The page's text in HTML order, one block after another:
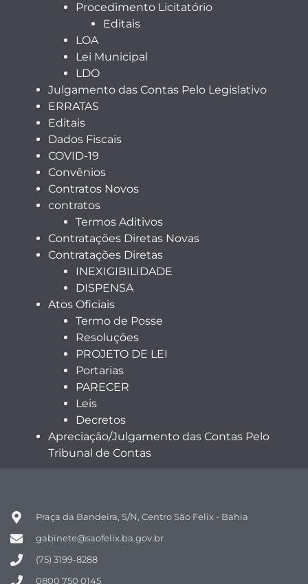
Procedimento Licitatório
Editais
LOA
Lei Municipal
LDO
Julgamento das Contas Pelo Legislativo
ERRATAS
Editais
Dados Fiscais
COVID-19
Convênios
Contratos Novos
contratos
Termos Aditivos
Contratações Diretas Novas
Contratações Diretas
INEXIGIBILIDADE
DISPENSA
Atos Oficiais
Termo de Posse
Resoluções
PROJETO DE LEI
Portarias
PARECER
Leis
Decretos
Apreciação/Julgamento das Contas Pelo
Tribunal de Contas
Praça da Bandeira, S/N, Centro São Felix - Bahia
gabinete@saofelix.ba.gov.br
(75) 3199-8288
0800 750 0145